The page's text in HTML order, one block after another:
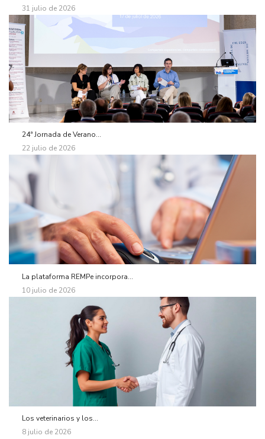
31 julio de 2026
24ª Jornada de Verano...
22 julio de 2026
La plataforma REMPe incorpora...
10 julio de 2026
Los veterinarios y los...
8 julio de 2026